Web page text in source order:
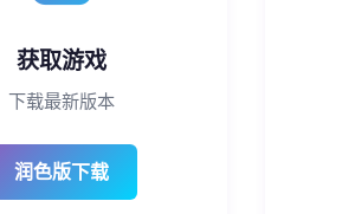
获取游戏
下载最新版本
润色版下载